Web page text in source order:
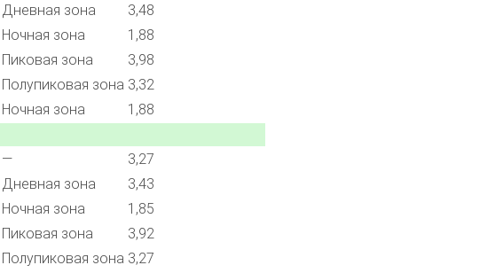
Дневная зона
3,48
Ночная зона
1,88
Пиковая зона
3,98
Полупиковая зона 3,32
Ночная зона
1,88
— 3,27
Дневная зона
3,43
Ночная зона
1,85
Пиковая зона
3,92
Полупиковая зона 3,27